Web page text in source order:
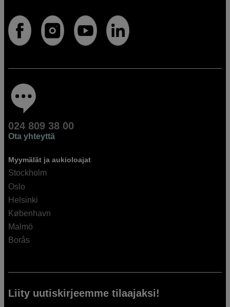
024 809 38 00
Ota yhteyttä
Myymälät ja aukioloajat
Stockholm
Oslo
Helsinki
København
Malmö
Borås
Liity uutiskirjeemme tilaajaksi!